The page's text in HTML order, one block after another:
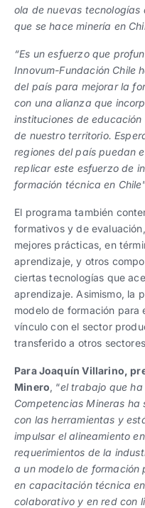
ola de nuevas
que se hace minería en
“Es un esfuerzo que
Innovum-Fundación Chile
del país para mejorar la
con una alianza que
instituciones de educación
de nuestro territorio.
regiones del país puedan
replicar este esfuerzo de
formación técnica en Chile
El programa también
formativos y de
mejores prácticas, en
aprendizaje, y otros
ciertas tecnologías que
aprendizaje. Asimismo, la
modelo de formación para
vínculo con el sector
transferido a otros
Para Joaquín Villarino,
Minero, “el trabajo que ha
Competencias Mineras
con las herramientas y
impulsar el alineamiento
requerimientos de la
a un modelo de
en capacitación técnica
colaborativo y en red con